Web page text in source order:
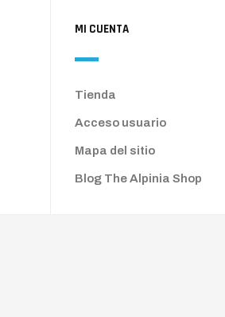
MI CUENTA
Tienda
Acceso usuario
Mapa del sitio
Blog The Alpinia Shop